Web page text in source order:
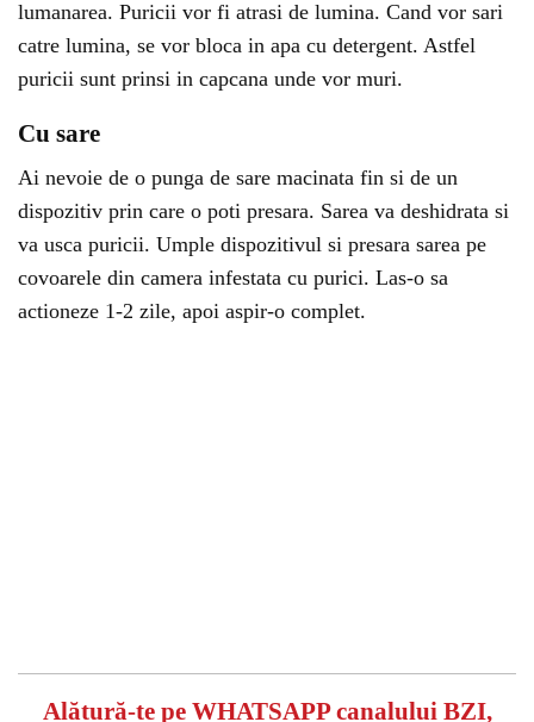
lumanarea. Puricii vor fi atrasi de lumina. Cand vor sari
catre lumina, se vor bloca in apa cu detergent. Astfel
puricii sunt prinsi in capcana unde vor muri.
Cu sare
Ai nevoie de o punga de sare macinata fin si de un
dispozitiv prin care o poti presara. Sarea va deshidrata si
va usca puricii. Umple dispozitivul si presara sarea pe
covoarele din camera infestata cu purici. Las-o sa
actioneze 1-2 zile, apoi aspir-o complet.
Alătură-te pe WHATSAPPcanalului BZI,